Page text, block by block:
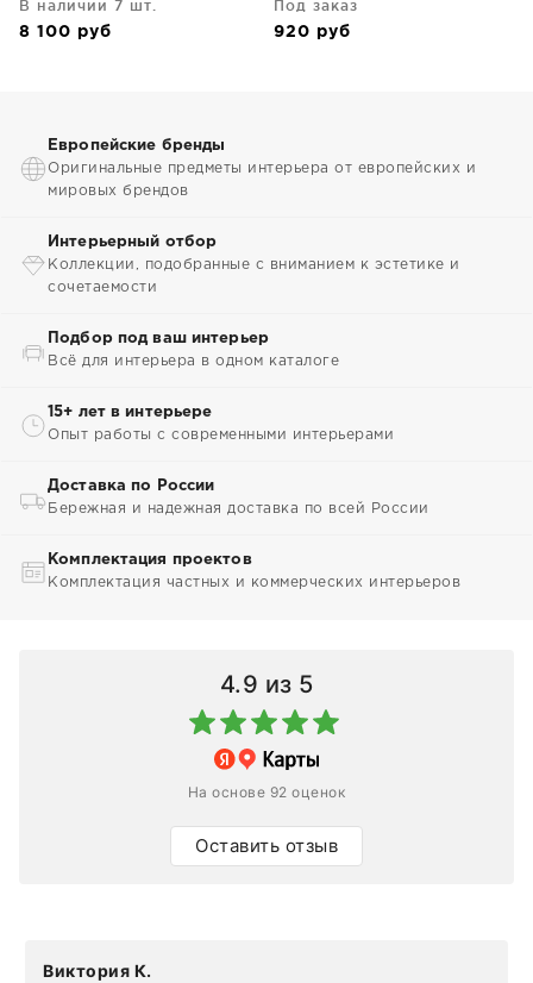
В наличии 7 шт.
8 100 руб
Под заказ
920 руб
Европейские бренды
Оригинальные предметы интерьера от европейских и
мировых брендов
Интерьерный отбор
Коллекции, подобранные с вниманием к эстетике и
сочетаемости
Подбор под ваш интерьер
Всё для интерьера в одном каталоге
15+ лет в интерьере
Опыт работы с современными интерьерами
Доставка по России
Бережная и надежная доставка по всей России
Комплектация проектов
Комплектация частных и коммерческих интерьеров
4.9 из 5
На основе 92 оценок
Оставить отзыв
Виктория К.